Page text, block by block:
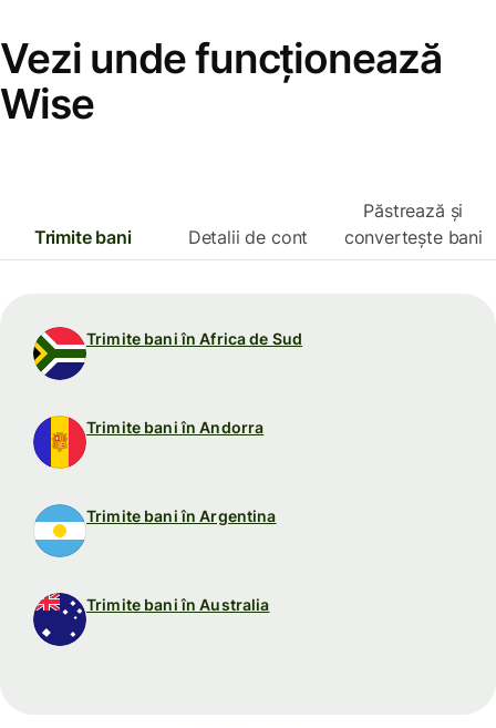
Vezi unde funcționează
Wise
Trimite bani Detalii de cont
Păstrează și
convertește bani
Trimite bani în Africa de Sud
Trimite bani în Andorra
Trimite bani în Argentina
Trimite bani în Australia